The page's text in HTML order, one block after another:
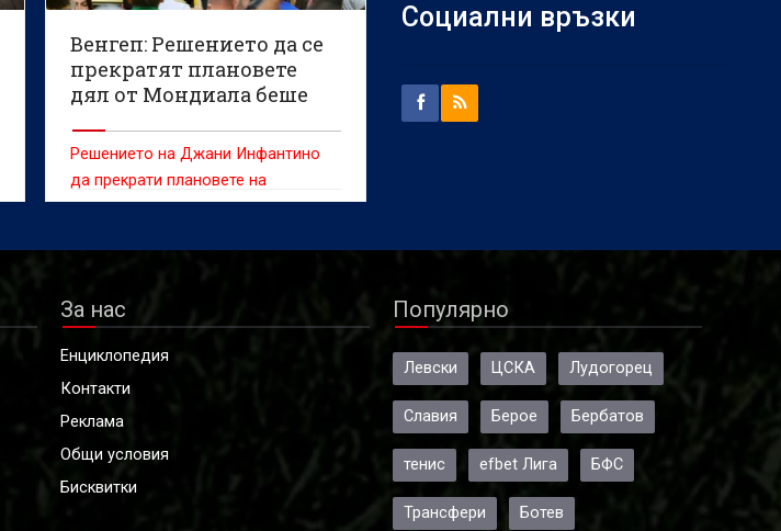
Венгеп: Решението да се
прекратят плановете
дял от Мондиала беше
Решението на Джани Инфантино
да прекрати плановете на
Международната футболна
наложително и отвъд въпрос",
треньор Арсен Венгер.
Социални връзки
За нас
Енциклопедия
Контакти
Реклама
Общи условия
Бисквитки
Популярно
Левски ЦСКА Лудогорец
Славия Берое Бербатов
тенис efbet Лига БФС
Трансфери Ботев